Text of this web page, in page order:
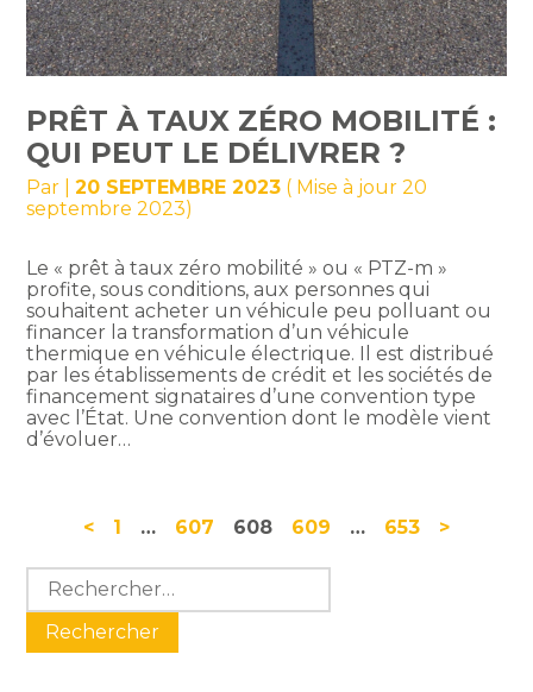
PRÊT À TAUX ZÉRO MOBILITÉ :
QUI PEUT LE DÉLIVRER ?
Par |20 SEPTEMBRE 2023 ( Mise à jour 20
septembre 2023)
Le « prêt à taux zéro mobilité » ou « PTZ-m »
profite, sous conditions, aux personnes qui
souhaitent acheter un véhicule peu polluant ou
financer la transformation d’un véhicule
thermique en véhicule électrique. Il est distribué
par les établissements de crédit et les sociétés de
financement signataires d’une convention type
avec l’État. Une convention dont le modèle vient
d’évoluer…
Navigation
< 1 … 607 608 609 … 653 >
Blog
sidebar
Rechercher :